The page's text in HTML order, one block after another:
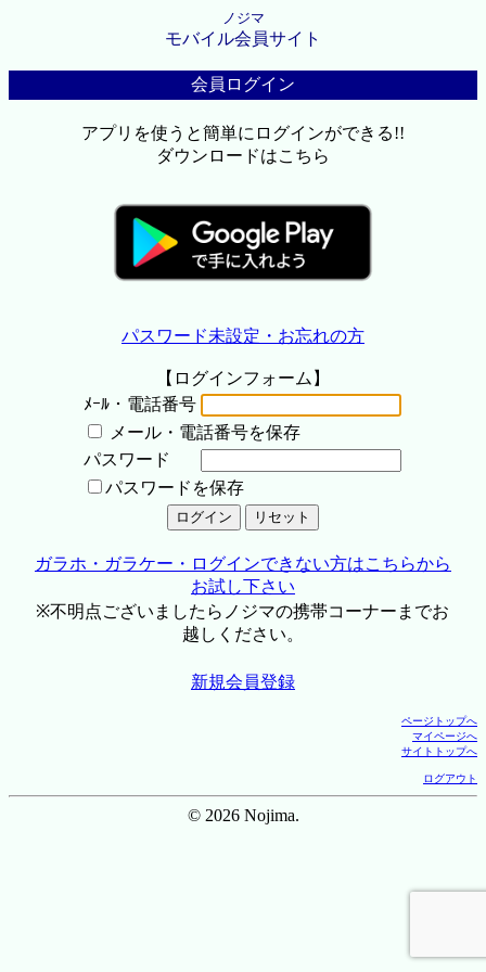
ノジマ
モバイル会員サイト
会員ログイン
アプリを使うと簡単にログインができる!!
ダウンロードはこちら
パスワード未設定・お忘れの方
【ログインフォーム】
ﾒｰﾙ・電話番号
メール・電話番号を保存
パスワード
パスワードを保存
ガラホ・ガラケー・ログインできない方はこちらから
お試し下さい
※不明点ございましたらノジマの携帯コーナーまでお
越しください。
新規会員登録
ページトップへ
マイページへ
サイトトップへ
ログアウト
© 2026 Nojima.